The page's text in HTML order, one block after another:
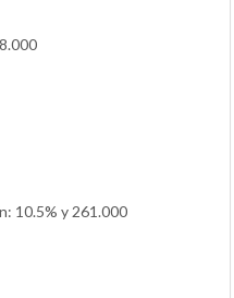
10.5% y 261.000